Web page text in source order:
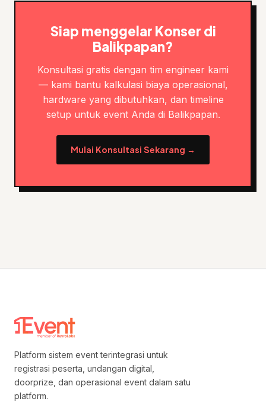
Siap menggelar Konser di
Balikpapan?
Konsultasi gratis dengan tim engineer kami
— kami bantu kalkulasi biaya operasional,
hardware yang dibutuhkan, dan timeline
setup untuk event Anda di Balikpapan.
Mulai Konsultasi Sekarang →
Platform sistem event terintegrasi untuk
registrasi peserta, undangan digital,
doorprize, dan operasional event dalam satu
platform.